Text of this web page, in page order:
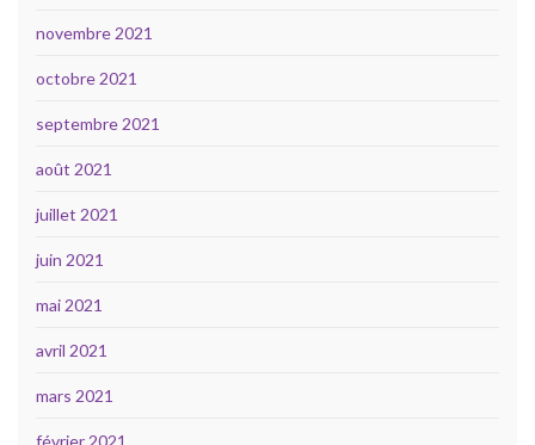
novembre 2021
octobre 2021
septembre 2021
août 2021
juillet 2021
juin 2021
mai 2021
avril 2021
mars 2021